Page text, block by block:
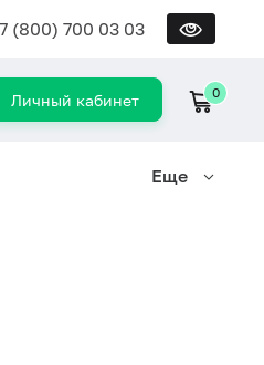
(800) 700 03 03
Личный кабинет 0
Еще